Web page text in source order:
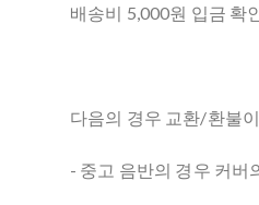
배송비 5,000원 입금 확
다음의 경우 교환/환불
- 중고 음반의 경우 커버